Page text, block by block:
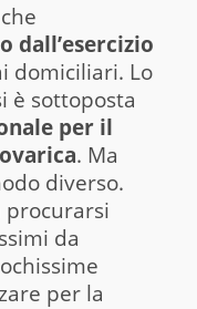
dall’esercizio
domiciliari. Lo
è sottoposta
per il
. Ma
diverso.
procurarsi
da
per la